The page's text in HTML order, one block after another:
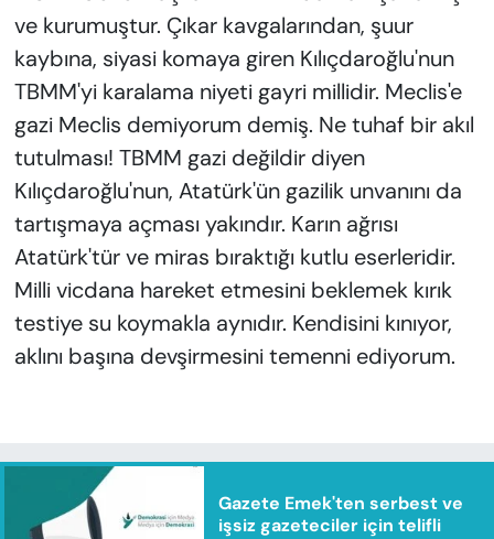
ve kurumuştur. Çıkar kavgalarından, şuur
kaybına, siyasi komaya giren Kılıçdaroğlu'nun
TBMM'yi karalama niyeti gayri millidir. Meclis'e
gazi Meclis demiyorum demiş. Ne tuhaf bir akıl
tutulması! TBMM gazi değildir diyen
Kılıçdaroğlu'nun, Atatürk'ün gazilik unvanını da
tartışmaya açması yakındır. Karın ağrısı
Atatürk'tür ve miras bıraktığı kutlu eserleridir.
Milli vicdana hareket etmesini beklemek kırık
testiye su koymakla aynıdır. Kendisini kınıyor,
aklını başına devşirmesini temenni ediyorum.
Gazete Emek'ten serbest ve
işsiz gazeteciler için telifli